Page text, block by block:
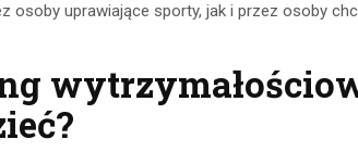
osoby uprawiające sporty, jak i przez osoby